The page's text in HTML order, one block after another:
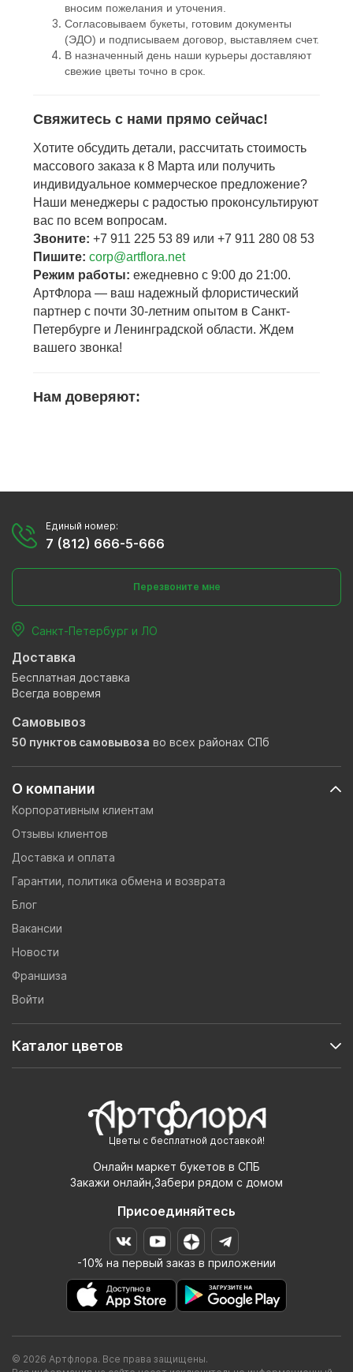
вносим пожелания и уточения.
Согласовываем букеты, готовим документы
(ЭДО) и подписываем договор, выставляем счет.
В назначенный день наши курьеры доставляют
свежие цветы точно в срок.
Свяжитесь с нами прямо сейчас!
Хотите обсудить детали, рассчитать стоимость
массового заказа к 8 Марта или получить
индивидуальное коммерческое предложение?
Наши менеджеры с радостью проконсультируют
вас по всем вопросам.
Звоните: +7 911 225 53 89 или +7 911 280 08 53
Пишите: corp@artflora.net
Режим работы: ежедневно с 9:00 до 21:00.
АртФлора — ваш надежный флористический
партнер с почти 30-летним опытом в Санкт-
Петербурге и Ленинградской области. Ждем
вашего звонка!
Нам доверяют:
Цветы с бесплатной доставкой!
Онлайн маркет букетов в СПБ
Закажи онлайн,Забери рядом с домом
Присоединяйтесь
-10% на первый заказ в приложении
О компании
Корпоративным клиентам
Отзывы клиентов
Доставка и оплата
Гарантии, политика обмена и возврата
Блог
Вакансии
Новости
Франшиза
Войти
Каталог цветов
Единый номер:
7 (812) 666-5-666
Перезвоните мне
Санкт-Петербург и ЛО
Доставка
Бесплатная доставка
Всегда вовремя
Самовывоз
50 пунктов самовывоза во всех районах СПб
© 2026 Артфлора. Все права защищены.